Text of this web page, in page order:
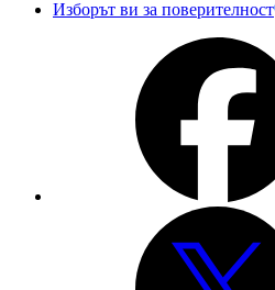
Изборът ви за поверителност